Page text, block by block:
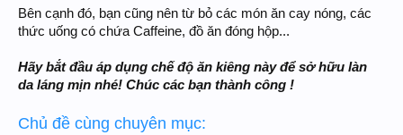
Bên cạnh đó, bạn cũng nên từ bỏ các món ăn cay nóng, các
thức uống có chứa Caffeine, đồ ăn đóng hộp...
Hãy bắt đầu áp dụng chế độ ăn kiêng này để sở hữu làn
da láng mịn nhé! Chúc các bạn thành công !
Chủ đề cùng chuyên mục: